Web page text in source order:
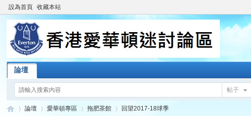
設為首頁 收藏本站
論壇
帖子
論壇 愛華頓專區 拖肥茶館 回望2017-18球季